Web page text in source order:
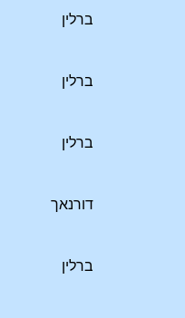
ברלין
ברלין
ברלין
דורנאך
ברלין